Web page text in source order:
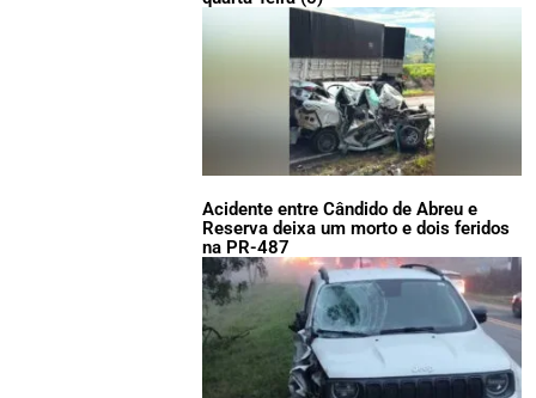
Acidente entre Cândido de Abreu e
Reserva deixa um morto e dois feridos
na PR-487